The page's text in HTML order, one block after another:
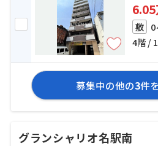
敷 0
4階 /
募集中の他の3件
グランシャリオ名駅南